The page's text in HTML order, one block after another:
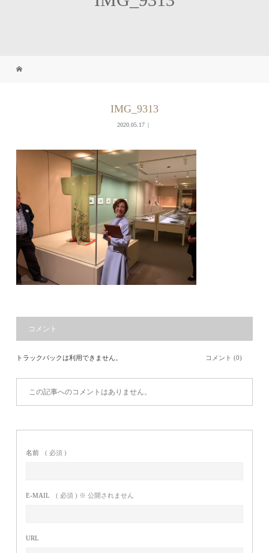
IMG_9313
2020.05.17
コメント
トラックバックは利用できません。 コメント (0)
この記事へのコメントはありません。
名前 ( 必須 )
E-MAIL ( 必須 ) ※ 公開されません
URL